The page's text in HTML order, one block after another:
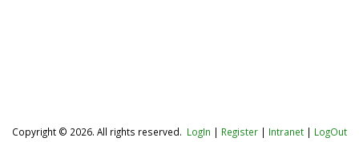
Copyright © 2026. All rights reserved. LogIn | Register | Intranet | LogOut